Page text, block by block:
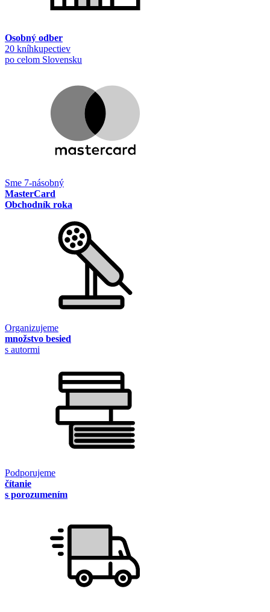
Osobný odber
20 kníhkupectiev
po celom Slovensku
Sme 7-násobný
MasterCard
Obchodník roka
Organizujeme
množstvo besied
s autormi
Podporujeme
čítanie
s porozumením